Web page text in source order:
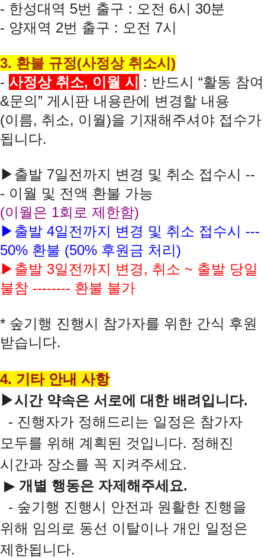
- 한성대역 5번 출구 : 오전 6시 30분
- 양재역 2번 출구 : 오전 7시
3. 환불 규정(사정상 취소시 )
- 사정상 취소, 이월 시 : 반드시 “활동 참여
&문의 ” 게시판 내용란에 변경할 내용
(이름, 취소, 이월)을 기재해주셔야 접수가
됩니다.
▶출발 7일전까지 변경 및 취소 접수시 --
- 이월 및 전액 환불 가능
(이월은 1회로 제한함)
▶출발 4일전까지 변경 및 취소 접수시 ---
50% 환불 (50% 후원금 처리 )
▶출발 3일전까지 변경, 취소 ~ 출발 당일
불참 -------- 환불 불가
* 숲기행 진행시 참가자를 위한 간식 후원
받습니다.
4. 기타 안내 사항
▶시간 약속은 서로에 대한 배려입니다.
​ - 진행자가 정해드리는 일정은 참가자
모두를 위해 계획된 것입니다. 정해진
시간과 장소를 꼭 지켜주세요.
▶ 개별 행동은 자제해주세요.
- 숲기행 진행시 안전과 원활한 진행을
위해 임의로 동선 이탈이나 개인 일정은
제한됩니다.